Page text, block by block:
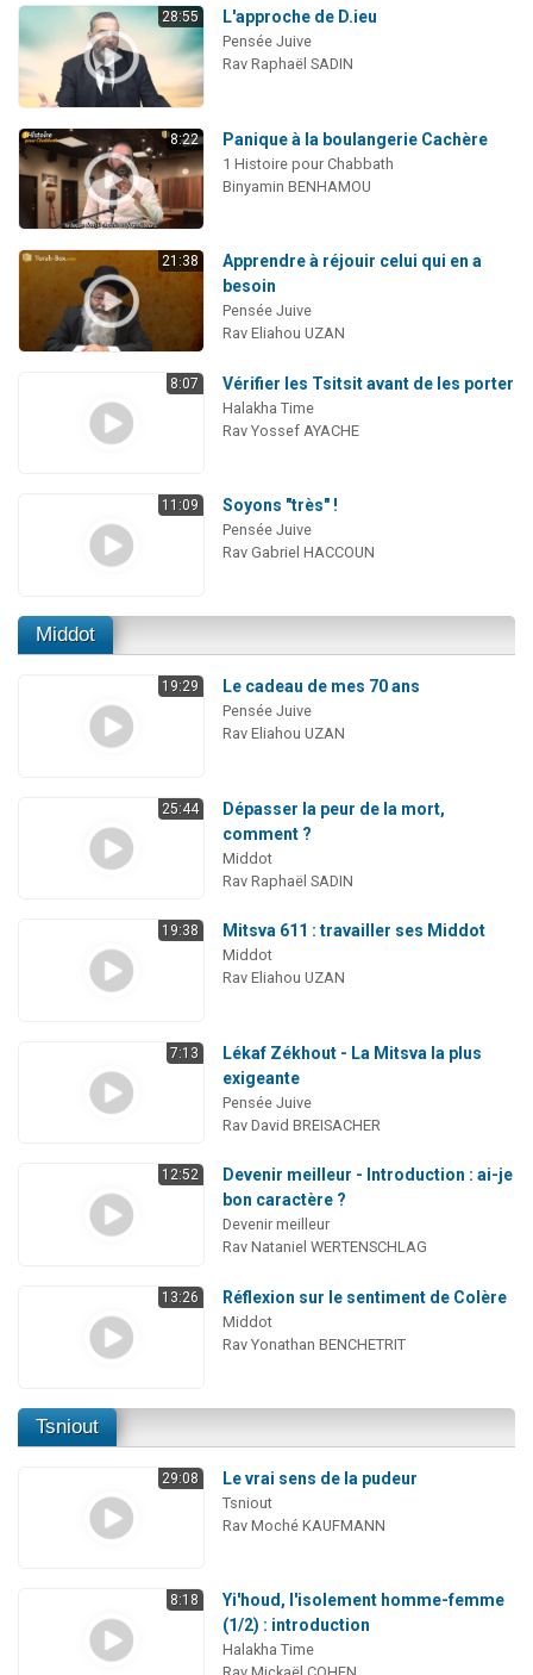
28:55 L'approche de D.ieu
Pensée Juive
Rav Raphaël SADIN
8:22 Panique à la boulangerie Cachère
1 Histoire pour Chabbath
Binyamin BENHAMOU
21:38
Apprendre à réjouir celui qui en a
besoin
Pensée Juive
Rav Eliahou UZAN
8:07 Vérifier les Tsitsit avant de les porter
Halakha Time
Rav Yossef AYACHE
11:09 Soyons "très" !
Pensée Juive
Rav Gabriel HACCOUN
Middot
19:29 Le cadeau de mes 70 ans
Pensée Juive
Rav Eliahou UZAN
25:44
Dépasser la peur de la mort,
comment ?
Middot
Rav Raphaël SADIN
19:38 Mitsva 611 : travailler ses Middot
Middot
Rav Eliahou UZAN
7:13
Lékaf Zékhout - La Mitsva la plus
exigeante
Pensée Juive
Rav David BREISACHER
12:52
Devenir meilleur - Introduction : ai-je
bon caractère ?
Devenir meilleur
Rav Nataniel WERTENSCHLAG
13:26 Réflexion sur le sentiment de Colère
Middot
Rav Yonathan BENCHETRIT
Tsniout
29:08 Le vrai sens de la pudeur
Tsniout
Rav Moché KAUFMANN
8:18
Yi'houd, l'isolement homme-femme
(1/2) : introduction
Halakha Time